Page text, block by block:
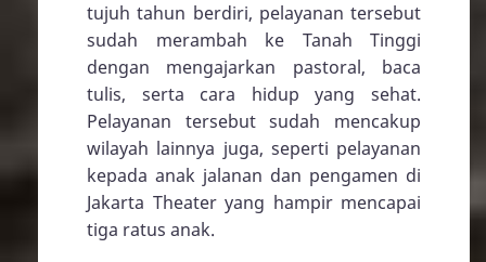
tujuh tahun berdiri, pelayanan tersebut
sudah merambah ke Tanah Tinggi
dengan mengajarkan pastoral, baca
tulis, serta cara hidup yang sehat.
Pelayanan tersebut sudah mencakup
wilayah lainnya juga, seperti pelayanan
kepada anak jalanan dan pengamen di
Jakarta Theater yang hampir mencapai
tiga ratus anak.